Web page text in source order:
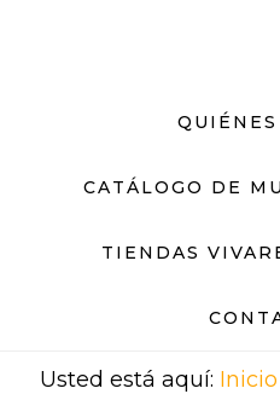
QUIÉNES
CATÁLOGO DE
TIENDAS
Usted está aquí: Inicio